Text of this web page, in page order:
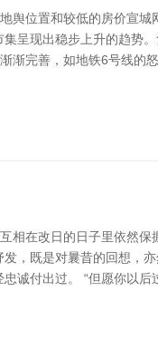
舆位置和较低的房价宣城
呈现出稳步上升的趋势。
渐完善，如地铁6号线的
相在改日的日子里依然保
，既是对曩昔的回想，
诚付出过。 “但愿你以后